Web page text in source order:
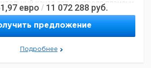
канал для контроля пламени,
выборки и 15
позиции, смесительная установка с
стручки для гомогенизации образца.
для разбавленных образцов:0,1
мг / л натрия0,1 мг / л до 45000 мг / л
Разрешение:0,01 мг / л для
евро / 11 072 288 руб.
предложение
Подробнее